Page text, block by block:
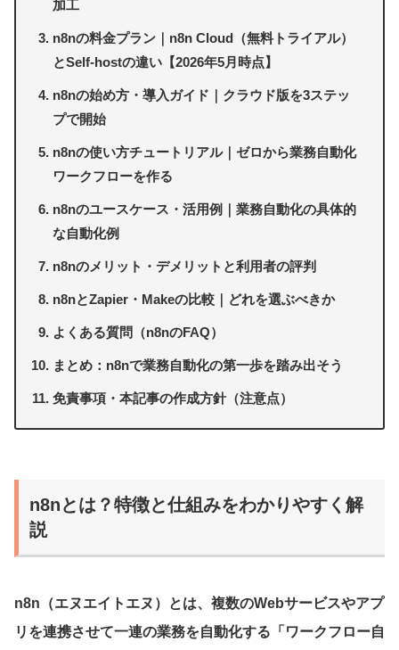
加工
n8nの料金プラン｜n8n Cloud（無料トライアル）
とSelf-hostの違い【2026年5月時点】
n8nの始め方・導入ガイド｜クラウド版を3ステッ
プで開始
n8nの使い方チュートリアル｜ゼロから業務自動化
ワークフローを作る
n8nのユースケース・活用例｜業務自動化の具体的
な自動化例
n8nのメリット・デメリットと利用者の評判
n8nとZapier・Makeの比較｜どれを選ぶべきか
よくある質問（n8nのFAQ）
まとめ：n8nで業務自動化の第一歩を踏み出そう
免責事項・本記事の作成方針（注意点）
n8nとは？特徴と仕組みをわかりやすく解
説
n8n（エヌエイトエヌ）とは、複数のWebサービスやアプ
リを連携させて一連の業務を自動化する「ワークフロー自